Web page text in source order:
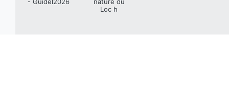
Loc h